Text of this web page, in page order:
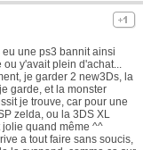
une ps3 bannit ainsi
y'avait plein d'achat...
je garder 2 new3Ds, la
garde, et la monster
je trouve, car pour une
zelda, ou la 3DS XL
jolie quand même ^^
a tout faire sans soucis,